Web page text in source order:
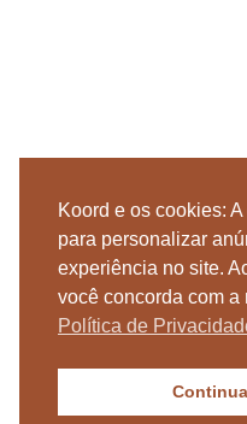
Koord e os cookies:
para personalizar
experiência no site.
você concorda com a
Política de